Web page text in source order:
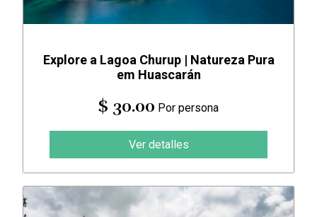
Explore a Lagoa Churup | Natureza Pura
em Huascarán
$ 30.00 Por persona
Ver detalles